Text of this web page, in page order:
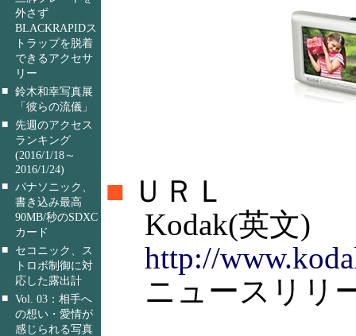
外さず
BLACKRAPIDス
トラップを脱着
できるアクセサ
リー
■ 鈴木和幸写真展
「彼らの流儀」
■ 先週のアクセス
ランキング
(2016/1/18～
2016/1/24)
■ パナソニック、
書き込み最高
90MB/秒のSDXC
カード
■
セコニック、ス
トロボ制御に対
応した露出計
■ Vol. 03：相手へ
の想い・愛情が
感じられる写真
■ ＵＲＬ
Kodak(英文)
http://
ニュースリリ